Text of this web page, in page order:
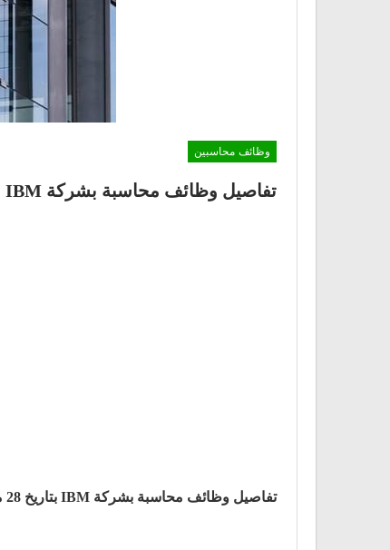
وظائف محاسبين
تفاصيل وظائف محاسبة بشركة IBM بتاريخ 28 مايــو 2021
تفاصيل وظائف محاسبة بشركة IBM بتاريخ 28 مايــو 2021